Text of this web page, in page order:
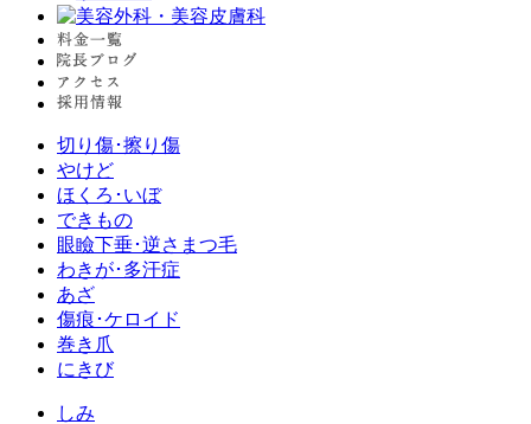
切り傷･擦り傷
やけど
ほくろ･いぼ
できもの
眼瞼下垂･逆さまつ毛
わきが･多汗症
あざ
傷痕･ケロイド
巻き爪
にきび
しみ